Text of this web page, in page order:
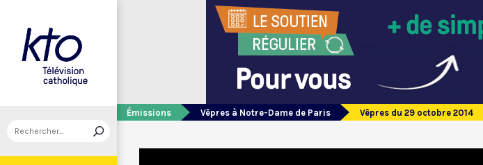
Émissions Vêpres à Notre-Dame de Paris Vêpres du 29 octobre 2014